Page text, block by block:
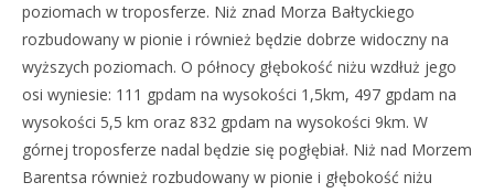
poziomach w troposferze. Niż znad Morza Bałtyckiego
rozbudowany w pionie i również będzie dobrze widoczny na
wyższych poziomach. O północy głębokość niżu wzdłuż jego
osi wyniesie: 111 gpdam na wysokości 1,5km, 497 gpdam na
wysokości 5,5 km oraz 832 gpdam na wysokości 9km. W
górnej troposferze nadal będzie się pogłębiał. Niż nad Morzem
Barentsa również rozbudowany w pionie i głębokość niżu